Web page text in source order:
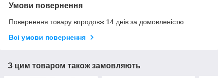
Умови повернення
Повернення товару впродовж 14 днів за домовленістю
Всі умови повернення
З цим товаром також замовляють